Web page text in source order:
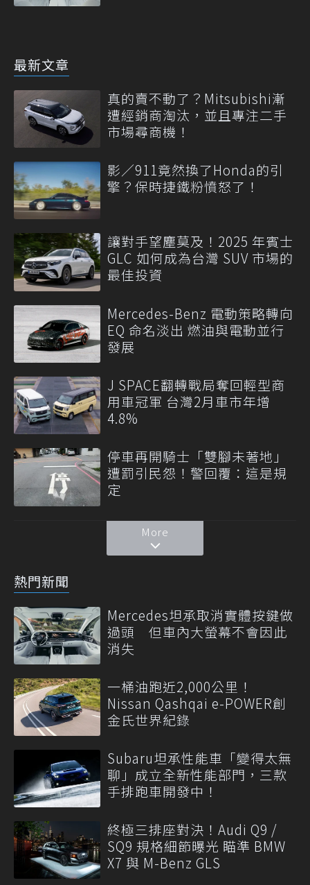
最新文章
真的賣不動了？Mitsubishi漸
遭經銷商淘汰，並且專注二手
市場尋商機！
影／911竟然換了Honda的引
擎？保時捷鐵粉憤怒了！
讓對手望塵莫及！2025 年賓士
GLC 如何成為台灣 SUV 市場的
最佳投資
Mercedes-Benz 電動策略轉向
EQ 命名淡出 燃油與電動並行
發展
J SPACE翻轉戰局奪回輕型商
用車冠軍 台灣2月車市年增
4.8%
停車再開騎士「雙腳未著地」
遭罰引民怨！警回覆：這是規
定
More
熱門新聞
Mercedes坦承取消實體按鍵做
過頭 但車內大螢幕不會因此
消失
一桶油跑近2,000公里！
Nissan Qashqai e-POWER創
金氏世界紀錄
Subaru坦承性能車「變得太無
聊」成立全新性能部門，三款
手排跑車開發中！
終極三排座對決！Audi Q9 /
SQ9 規格細節曝光 瞄準 BMW
X7 與 M-Benz GLS